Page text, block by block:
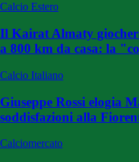
Calcio Estero
Il Kairat Almaty
a 800 km da casa: la
Calcio Italiano
Giuseppe Rossi elogia
soddisfazioni alla
Calciomercato